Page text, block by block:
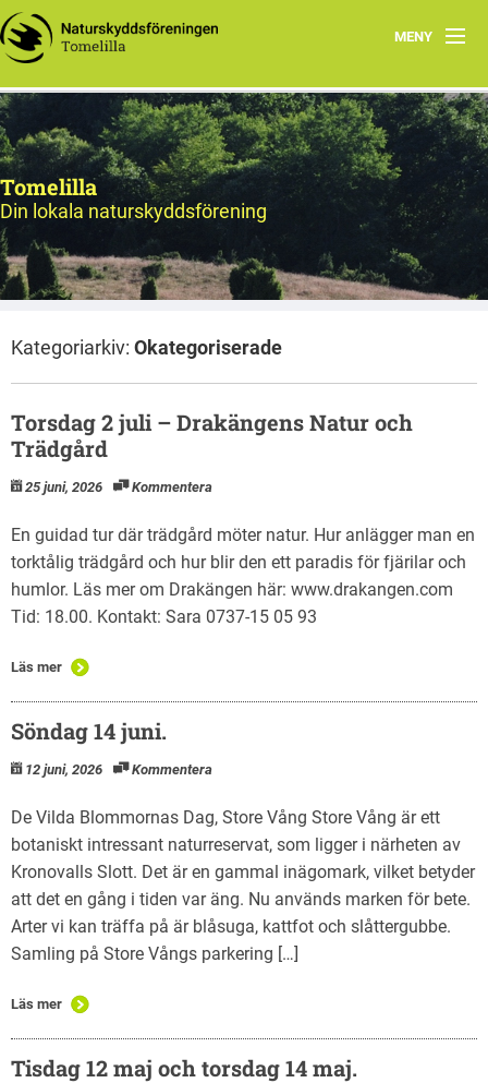
MENY
Hem
Program
Natursnokarna
Styrelsen
Utflyktsmål
Tomelilla
Din lokala naturskyddsförening
Kategoriarkiv: Okategoriserade
Torsdag 2 juli – Drakängens Natur och
Trädgård
25 juni, 2026 Kommentera
En guidad tur där trädgård möter natur. Hur anlägger man en
torktålig trädgård och hur blir den ett paradis för fjärilar och
humlor. Läs mer om Drakängen här: www.drakangen.com
Tid: 18.00. Kontakt: Sara 0737-15 05 93
Läs mer
Söndag 14 juni.
12 juni, 2026 Kommentera
De Vilda Blommornas Dag, Store Vång Store Vång är ett
botaniskt intressant naturreservat, som ligger i närheten av
Kronovalls Slott. Det är en gammal inägomark, vilket betyder
att det en gång i tiden var äng. Nu används marken för bete.
Arter vi kan träffa på är blåsuga, kattfot och slåttergubbe.
Samling på Store Vångs parkering […]
Läs mer
Tisdag 12 maj och torsdag 14 maj.